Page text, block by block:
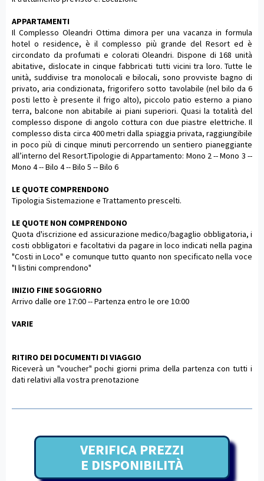
APPARTAMENTI
Il Complesso Oleandri Ottima dimora per una vacanza in formula
hotel o residence, è il complesso più grande del Resort ed è
circondato da profumati e colorati Oleandri. Dispone di 168 unità
abitative, dislocate in cinque fabbricati tutti vicini tra loro. Tutte le
unità, suddivise tra monolocali e bilocali, sono provviste bagno di
privato, aria condizionata, frigorifero sotto tavolabile (nel bilo da 6
posti letto è presente il frigo alto), piccolo patio esterno a piano
terra, balcone non abitabile ai piani superiori. Quasi la totalità del
complesso dispone di angolo cottura con due piastre elettriche. Il
complesso dista circa 400 metri dalla spiaggia privata, raggiungibile
in poco più di cinque minuti percorrendo un sentiero pianeggiante
all’interno del Resort.Tipologie di Appartamento: Mono 2 -- Mono 3 --
Mono 4 -- Bilo 4 -- Bilo 5 -- Bilo 6
LE QUOTE COMPRENDONO
Tipologia Sistemazione e Trattamento prescelti.
LE QUOTE NON COMPRENDONO
Quota d'iscrizione ed assicurazione medico/bagaglio obbligatoria, i
costi obbligatori e facoltativi da pagare in loco indicati nella pagina
"Costi in Loco" e comunque tutto quanto non specificato nella voce
"I listini comprendono"
INIZIO FINE SOGGIORNO
Arrivo dalle ore 17:00 -- Partenza entro le ore 10:00
VARIE
RITIRO DEI DOCUMENTI DI VIAGGIO
Riceverà un "voucher" pochi giorni prima della partenza con tutti i
dati relativi alla vostra prenotazione
VERIFICA PREZZI
E DISPONIBILITÀ